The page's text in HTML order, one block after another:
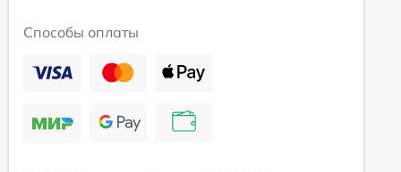
Способы оплаты